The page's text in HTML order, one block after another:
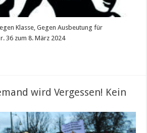
Klasse, Gegen Ausbeutung für
36 zum 8. März 2024
wird Vergessen! Kein